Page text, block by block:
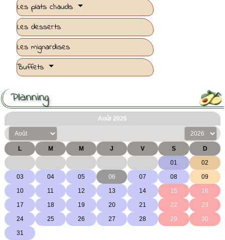
Les plats chauds
Les desserts
Les mignardises
Buffets

Planning